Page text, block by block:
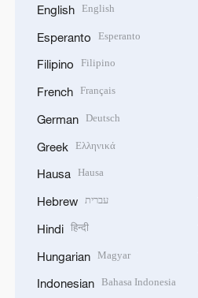
English English
Esperanto Esperanto
Filipino Filipino
French Français
German Deutsch
Greek Ελληνικά
Hausa Hausa
Hebrew עברית
Hindi हिन्दी
Hungarian Magyar
Indonesian Bahasa Indonesia